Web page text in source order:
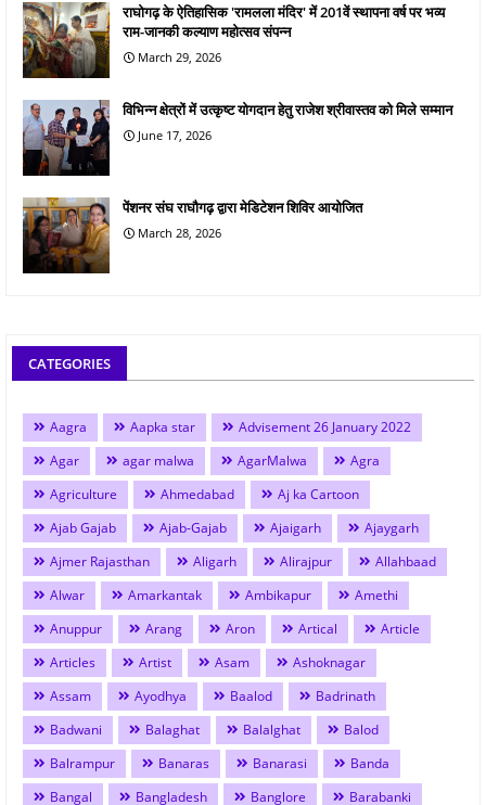
राघोगढ़ के ऐतिहासिक 'रामलला मंदिर' में 201वें स्थापना वर्ष पर भव्य
राम-जानकी कल्याण महोत्सव संपन्न
March 29, 2026
विभिन्न क्षेत्रों में उत्कृष्ट योगदान हेतु राजेश श्रीवास्तव को मिले सम्मान
June 17, 2026
पेंशनर संघ राघौगढ़ द्वारा मेडिटेशन शिविर आयोजित
March 28, 2026
CATEGORIES
Aagra Aapka star
Advisement 26 January 2022
Agar
agar malwa AgarMalwa
Agra
Agriculture
Ahmedabad
Aj ka Cartoon
Ajab Gajab
Ajab-Gajab Ajaigarh
Ajaygarh
Ajmer Rajasthan
Aligarh Alirajpur
Allahbaad
Alwar
Amarkantak Ambikapur
Amethi
Anuppur
Arang Aron Artical
Article
Articles
Artist Asam
Ashoknagar
Assam
Ayodhya Baalod
Badrinath
Badwani
Balaghat Balalghat
Balod
Balrampur
Banaras Banarasi
Banda
Bangal
Bangladesh Banglore Barabanki